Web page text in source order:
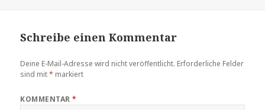
Schreibe einen Kommentar
Deine E-Mail-Adresse wird nicht veröffentlicht. Erforderliche Felder
sind mit* markiert
KOMMENTAR*